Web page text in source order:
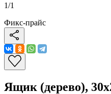
1/1
Фикс-прайс
Ящик (дерево),